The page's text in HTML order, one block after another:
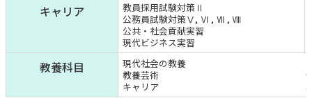
キャリア
教員採用試験対策Ⅱ
公務員試験対策Ⅴ, Ⅵ , Ⅶ , Ⅷ
公共・社会貢献実習
現代ビジネス実習
教養科目 現代社会の教養
教養芸術
キャリア